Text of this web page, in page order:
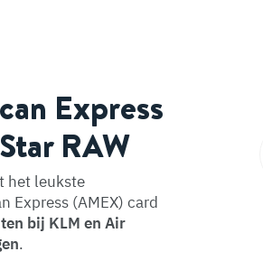
Express
RAW
het leukste
Express (AMEX) card
bij KLM en Air
.